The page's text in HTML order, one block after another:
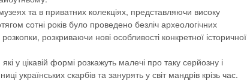
та в приватних колекціях, представляючи високу
сотні років було проведено безліч археологічних
розкриваючи нові особливості конкретної історичної
у цікавій формі розкажуть малечі про таку серйозну і
українських скарбів та занурять у світ мандрів крізь час.